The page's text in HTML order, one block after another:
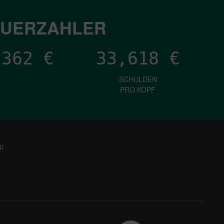
€ 33,618 €
SCHULDEN
PRO KOPF